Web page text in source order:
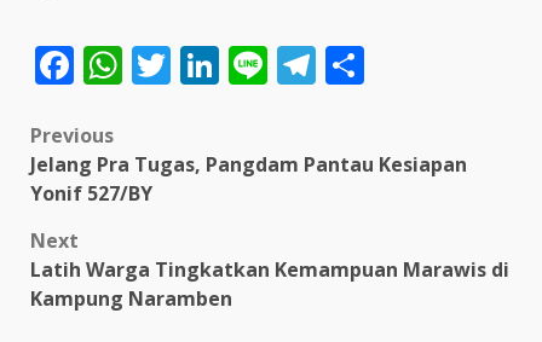
Facebook
WhatsApp
Twitter
LinkedIn
LineTelegram
Post
navigation
Previous
Jelang Pra Tugas, Pangdam Pantau Kesiapan
Yonif 527/BY
Next
Latih Warga Tingkatkan Kemampuan Marawis di
Kampung Naramben